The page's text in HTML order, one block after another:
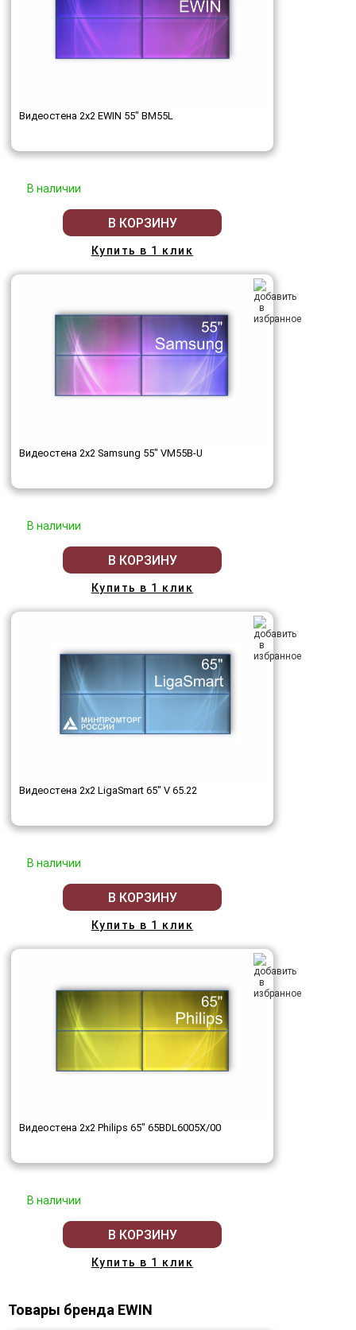
Видеостена 2x2 EWIN 55" BM55L
В наличии
В КОРЗИНУ
Купить в 1 клик
Видеостена 2x2 Samsung 55" VM55B-U
В наличии
В КОРЗИНУ
Купить в 1 клик
Видеостена 2x2 LigaSmart 65" V 65.22
В наличии
В КОРЗИНУ
Купить в 1 клик
Видеостена 2x2 Philips 65" 65BDL6005X/00
В наличии
В КОРЗИНУ
Купить в 1 клик
Товары бренда EWIN